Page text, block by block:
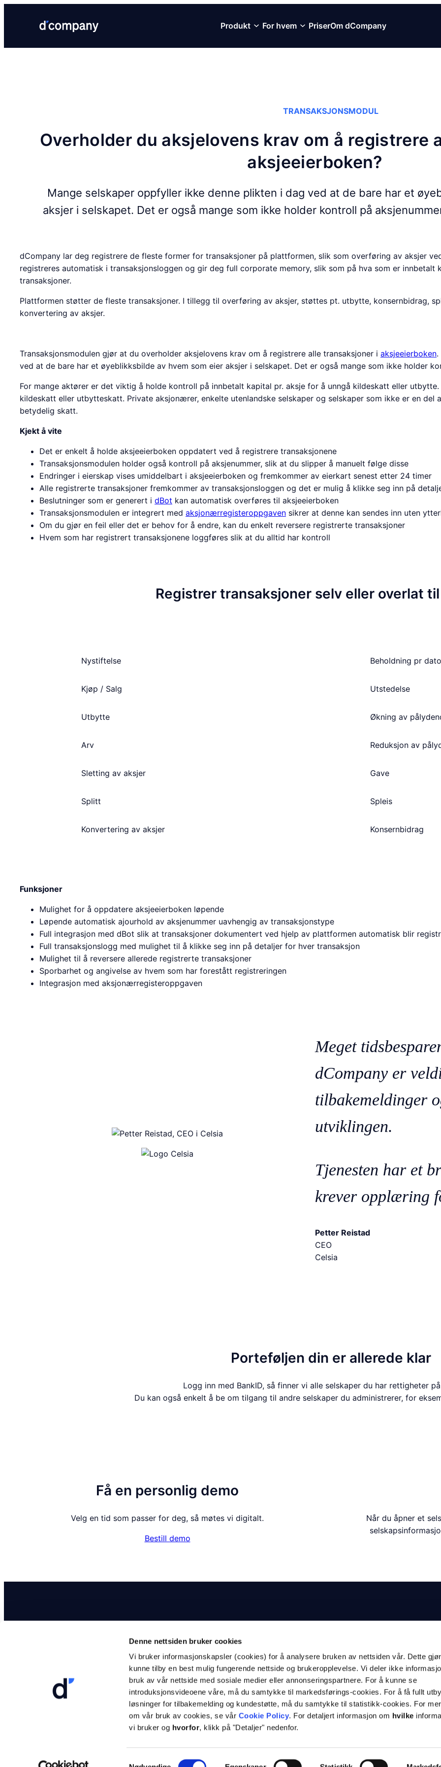
Denne nettsiden bruker cookies
Vi bruker informasjonskapsler (cookies) for å analysere bruken av nettsiden vår. Dette
kunne tilby en best mulig fungerende nettside og brukeropplevelse. Vi deler ikke
bruk av vår nettside med sosiale medier eller annonseringspartnere. For å kunne se
introduksjonsvideoene våre, må du samtykke til markedsførings-cookies. For å få fullt
løsninger for tilbakemelding og kundestøtte, må du samtykke til statistikk-cookies. For
om vår bruk av cookies, se vår Cookie Policy. For detaljert informasjon om hvilke
vi bruker og hvorfor, klikk på "Detaljer" nedenfor.
Produkt For hvem PriserOm dCompany
TRANSAKSJONSMODUL
Overholder du aksjelovens krav om å registrere
aksjeeierboken?
Mange selskaper oppfyller ikke denne plikten i dag ved at de bare har et
aksjer i selskapet. Det er også mange som ikke holder kontroll på
dCompany lar deg registrere de fleste former for transaksjoner på plattformen, slik som overføring av aksjer
registreres automatisk i transaksjonsloggen og gir deg full corporate memory, slik som på hva som er
transaksjoner.
Plattformen støtter de fleste transaksjoner. I tillegg til overføring av aksjer, støttes pt. utbytte, konsernbidrag,
konvertering av aksjer.
Transaksjonsmodulen gjør at du overholder aksjelovens krav om å registrere alle transaksjoner i aksjeeierboken.
ved at de bare har et øyeblikksbilde av hvem som eier aksjer i selskapet. Det er også mange som ikke holder
For mange aktører er det viktig å holde kontroll på innbetalt kapital pr. aksje for å unngå kildeskatt eller
kildeskatt eller utbytteskatt. Private aksjonærer, enkelte utenlandske selskaper og selskaper som ikke er en del
betydelig skatt.
Kjekt å vite
Det er enkelt å holde aksjeeierboken oppdatert ved å registrere transaksjonene
Transaksjonsmodulen holder også kontroll på aksjenummer, slik at du slipper å manuelt følge disse
Endringer i eierskap vises umiddelbart i aksjeeierboken og fremkommer av eierkart senest etter 24 timer
Alle registrerte transaksjoner fremkommer av transaksjonsloggen og det er mulig å klikke seg inn på
Beslutninger som er generert i dBot kan automatisk overføres til aksjeeierboken
Transaksjonsmodulen er integrert med aksjonærregisteroppgaven sikrer at denne kan sendes inn uten
Om du gjør en feil eller det er behov for å endre, kan du enkelt reversere registrerte transaksjoner
Hvem som har registrert transaksjonene loggføres slik at du alltid har kontroll
Registrer transaksjoner selv eller overlat
Nystiftelse Beholdning pr dato
Kjøp / Salg Utstedelse
Utbytte Økning av
Arv Reduksjon av
Sletting av aksjer Gave
Splitt Spleis
Konvertering av aksjer Konsernbidrag
Funksjoner
Mulighet for å oppdatere aksjeeierboken løpende
Løpende automatisk ajourhold av aksjenummer uavhengig av transaksjonstype
Full integrasjon med dBot slik at transaksjoner dokumentert ved hjelp av plattformen automatisk blir
Full transaksjonslogg med mulighet til å klikke seg inn på detaljer for hver transaksjon
Mulighet til å reversere allerede registrerte transaksjoner
Sporbarhet og angivelse av hvem som har forestått registreringen
Integrasjon med aksjonærregisteroppgaven
Meget
dCompany er
tilbakemeldinger
utviklingen.
Tjenesten har et
krever opplæring
Petter Reistad
CEO
Celsia
Porteføljen din er allerede klar
Logg inn med BankID, så finner vi alle selskaper du har rettigheter
Du kan også enkelt å be om tilgang til andre selskaper du administrerer, for
Få en personlig demo
Velg en tid som passer for deg, så møtes vi digitalt.
Bestill demo
Når du åpner et
dCompany AS
Org. nr 925885681
Kundestøtte
support@dcompany.no
+47 24 20 16 17
status.dcompany.no
Selskapet
Om dCompany
Kontakt oss